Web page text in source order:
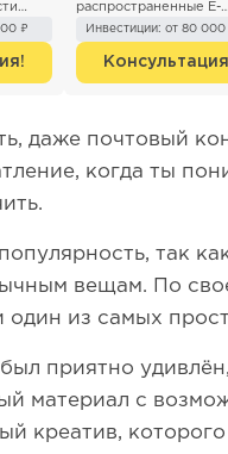
₽
распространенные E-
Commerce площадки,
такие как:
Инвестиции: от 80 000
даже почтовый
когда ты
так
вещам. По
один из самых
приятно
материал с
креатив,